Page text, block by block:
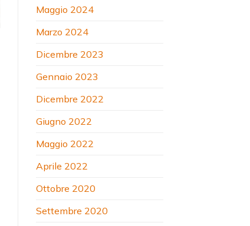
Maggio 2024
Marzo 2024
Dicembre 2023
Gennaio 2023
Dicembre 2022
Giugno 2022
Maggio 2022
Aprile 2022
Ottobre 2020
Settembre 2020